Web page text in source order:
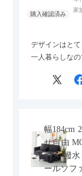
家
デザインはとて
一人暮らしなの
幅184cm
せ自由
付き 撥
ールソフ